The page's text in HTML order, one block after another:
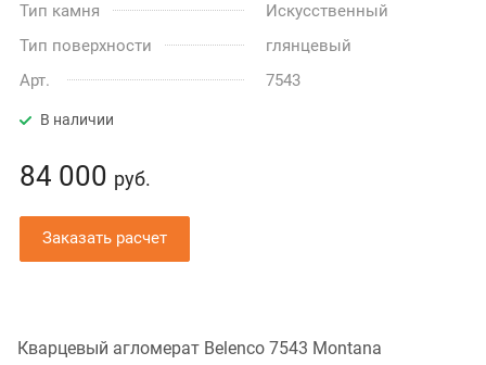
Тип камня
Искусственный
Тип поверхности
глянцевый
Арт.
7543
В наличии
84 000 руб.
Заказать расчет
Кварцевый агломерат Belenco 7543 Montana